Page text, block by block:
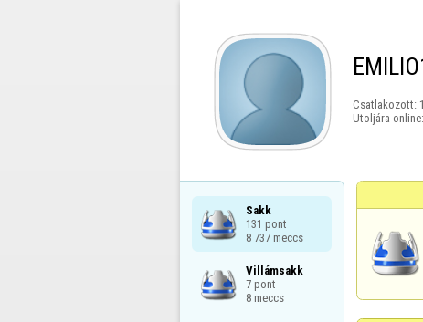
Csatlakozott:
Utoljára online:
Sakk
131 pont
8 737 meccs
Villámsakk
7 pont
8 meccs